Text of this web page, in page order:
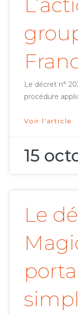
Le décret n°
procédure
Voir l'article
15
Le